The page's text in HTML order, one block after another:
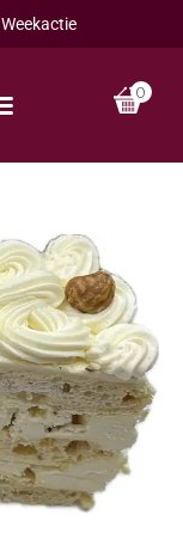
Weekactie
0